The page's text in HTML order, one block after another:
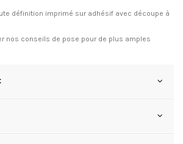
définition imprimé sur adhésif avec découpe à
nos conseils de pose pour de plus amples